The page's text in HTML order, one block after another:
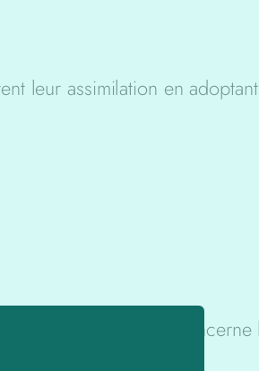
leur assimilation en
en ce qui concerne